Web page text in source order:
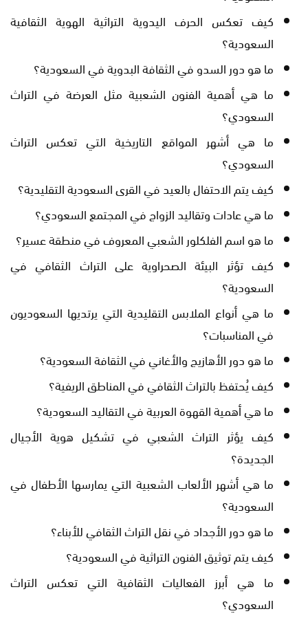
كيف تعكس الحرف اليدوية التراثية الهوية الثقافية
السعودية؟
ما هو دور السدو في الثقافة البدوية في السعودية؟
ما هي أهمية الفنون الشعبية مثل العرضة في التراث
السعودي؟
ما هي أشهر المواقع التاريخية التي تعكس التراث
السعودي؟
كيف يتم الاحتفال بالعيد في القرى السعودية التقليدية؟
ما هي عادات وتقاليد الزواج في المجتمع السعودي؟
ما هو اسم الفلكلور الشعبي المعروف في منطقة عسير؟
كيف تؤثر البيئة الصحراوية على التراث الثقافي في
السعودية؟
ما هي أنواع الملابس التقليدية التي يرتديها السعوديون
في المناسبات؟
ما هو دور الأهازيج والأغاني في الثقافة السعودية؟
كيف يُحتفظ بالتراث الثقافي في المناطق الريفية؟
ما هي أهمية القهوة العربية في التقاليد السعودية؟
كيف يؤثر التراث الشعبي في تشكيل هوية الأجيال
الجديدة؟
ما هي أشهر الألعاب الشعبية التي يمارسها الأطفال في
السعودية؟
ما هو دور الأجداد في نقل التراث الثقافي للأبناء؟
كيف يتم توثيق الفنون التراثية في السعودية؟
ما هي أبرز الفعاليات الثقافية التي تعكس التراث
السعودي؟